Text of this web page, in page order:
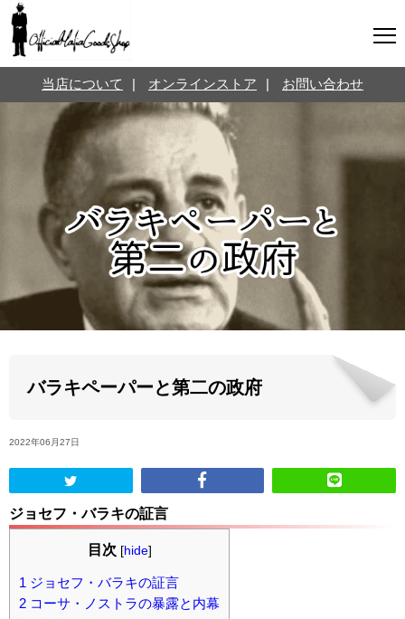
Twitterはこちら @jpmeyerlanskytm
カテゴリ
お知らせ マフィアの小話
三分で学ぶマフィア暗黒史 名言・悩み相談
時事ニュース 書籍紹介
ABOUT US
当店の紹介
オンラインストア
お問い合わせ
当店について オンラインストア お問い合わせ
バラキペーパーと第二の政府
2022年06月27日
ジョセフ・バラキの証言
目次 [hide]
1 ジョセフ・バラキの証言
2 コーサ・ノストラの暴露と内幕
オンラインストア
お問い合わせ
言葉のお医者さん